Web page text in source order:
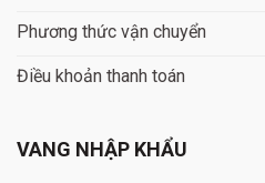
Phương thức vận chuyển
Điều khoản thanh toán
VANG NHẬP KHẨU